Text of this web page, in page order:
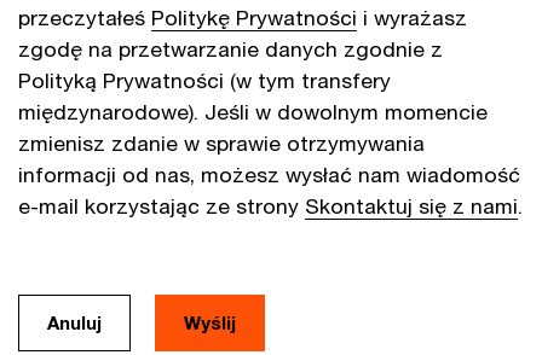
przeczytałeś Politykę Prywatności i wyrażasz
zgodę na przetwarzanie danych zgodnie z
Polityką Prywatności (w tym transfery
międzynarodowe). Jeśli w dowolnym momencie
zmienisz zdanie w sprawie otrzymywania
informacji od nas, możesz wysłać nam wiadomość
e-mail korzystając ze strony Skontaktuj się z nami.
Anuluj